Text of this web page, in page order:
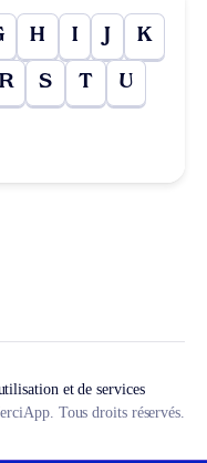
H I J K
R S T U
et de services
Tous droits réservés.